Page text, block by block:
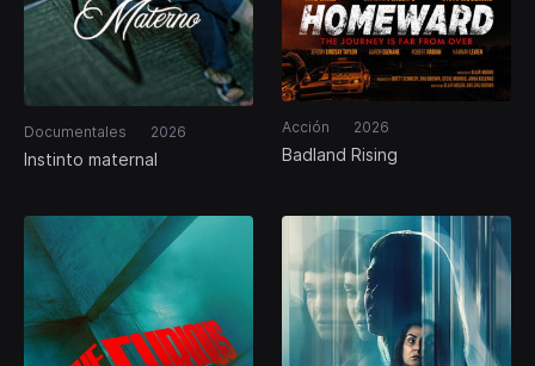
Documentales 2026
Instinto maternal
Acción 2026
Badland Rising